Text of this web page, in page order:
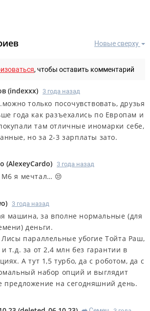
Новые сверху
, чтобы оставить комментарий
(indexxx) 3 года назад
только посочувствовать, друзья
года как разъехались по Европам и
там отличные иномарки себе,
но за 2-3 зарплаты зато.
(AlexeyCardo) 3 года назад
М6 я мечтал… 😒
) 3 года назад
машина, за вполне нормальные (для
деньги.
параллельные убогие Тойта Раш,
т.д. за от 2,4 млн без гарантии в
А тут 1,5 турбо, да с роботом, да с
набор опций и выглядит
предложение на сегодняшний день.